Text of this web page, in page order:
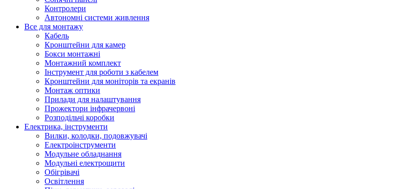
Контролери
Автономні системи живлення
Все для монтажу
Кабель
Кронштейни для камер
Бокси монтажні
Монтажний комплект
Інструмент для роботи з кабелем
Кронштейни для моніторів та екранів
Монтаж оптики
Прилади для налаштування
Прожектори інфрачервоні
Розподільчі коробки
Електрика, інструменти
Вилки, колодки, подовжувачі
Електроінструменти
Модульне обладнання
Модульні електрощити
Обігрівачі
Освітлення